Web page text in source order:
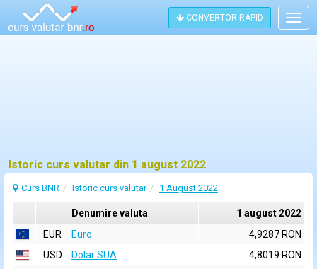
CONVERTOR RAPID
Istoric curs valutar din 1 august 2022
Curs BNR Istoric curs valutar 1 August 2022
Denumire valuta
1 august 2022
EUR
Euro
4,9287 RON
USD
Dolar SUA
4,8019 RON